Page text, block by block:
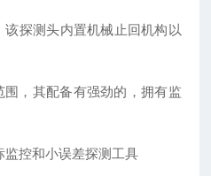
探测头内置机械止回机构以
，其配备有强劲的，拥有监
监控和小误差探测工具